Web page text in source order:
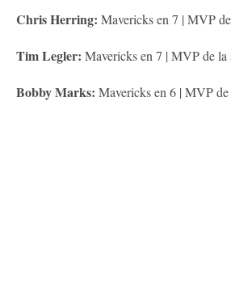
Chris Herring: Mavericks en 7 | MVP
Tim Legler: Mavericks en 7 | MVP de
Bobby Marks: Mavericks en 6 | MVP de